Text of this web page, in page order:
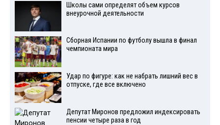
Школы сами определят объем курсов
внеурочной деятельности
Сборная Испании по футболу вышла в финал
чемпионата мира
Удар по фигуре: как не набрать лишний вес в
отпуске, где все включено
Депутат Миронов предложил индексировать
пенсии четыре раза в год